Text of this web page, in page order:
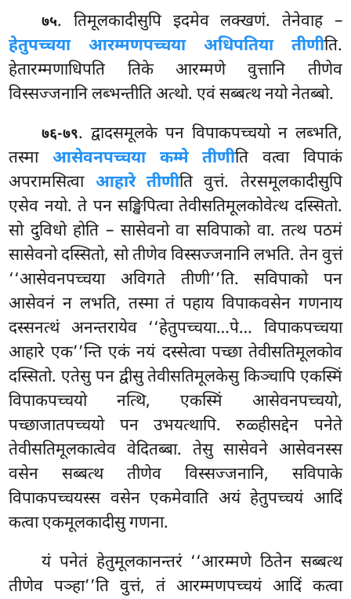
७५. तिमूलकादीसुपि इदमेव लक्खणं. तेनेवाह –
हेतुपच्चया आरम्मणपच्चया अधिपतिया तीणीति.
हेतारम्मणाधिपति तिके आरम्मणे वुत्तानि तीणेव
विस्सज्जनानि लब्भन्तीति अत्थो. एवं सब्बत्थ नयो नेतब्बो.
७६-७९. द्वादसमूलके पन विपाकपच्चयो न लब्भति,
तस्मा आसेवनपच्चया कम्मे तीणीति वत्वा विपाकं
अपरामसित्वा आहारे तीणीति वुत्तं. तेरसमूलकादीसुपि
एसेव नयो. ते पन सङ्खिपित्वा तेवीसतिमूलकोवेत्थ दस्सितो.
सो दुविधो होति – सासेवनो वा सविपाको वा. तत्थ पठमं
सासेवनो दस्सितो, सो तीणेव विस्सज्जनानि लभति. तेन वुत्तं
‘‘आसेवनपच्चया अविगते तीणी’’ति. सविपाको पन
आसेवनं न लभति, तस्मा तं पहाय विपाकवसेन गणनाय
दस्सनत्थं अनन्तरायेव ‘‘हेतुपच्चया…पे… विपाकपच्चया
आहारे एक’’न्ति एकं नयं दस्सेत्वा पच्छा तेवीसतिमूलकोव
दस्सितो. एतेसु पन द्वीसु तेवीसतिमूलकेसु किञ्चापि एकस्मिं
विपाकपच्चयो नत्थि, एकस्मिं आसेवनपच्चयो,
पच्छाजातपच्चयो पन उभयत्थापि. रुळ्हीसद्देन पनेते
तेवीसतिमूलकात्वेव वेदितब्बा. तेसु सासेवने आसेवनस्स
वसेन सब्बत्थ तीणेव विस्सज्जनानि, सविपाके
विपाकपच्चयस्स वसेन एकमेवाति अयं हेतुपच्चयं आदिं
कत्वा एकमूलकादीसु गणना.
यं पनेतं हेतुमूलकानन्तरं ‘‘आरम्मणे ठितेन सब्बत्थ
तीणेव पञ्हा’’ति वुत्तं, तं आरम्मणपच्चयं आदिं कत्वा